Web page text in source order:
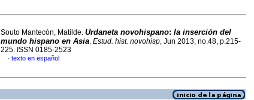
Souto Mantecón, Matilde. Urdaneta novohispano: la inserción del
mundo hispano en Asia. Estud. hist. novohisp, Jun 2013, no.48, p.215-
225. ISSN 0185-2523
· texto en español